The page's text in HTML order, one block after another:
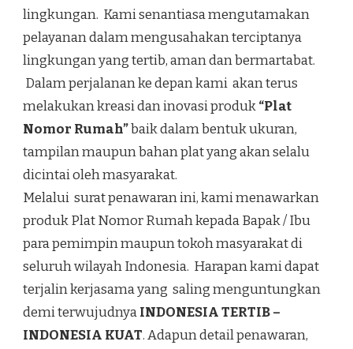
lingkungan. Kami senantiasa mengutamakan
pelayanan dalam mengusahakan terciptanya
lingkungan yang tertib, aman dan bermartabat.
Dalam perjalanan ke depan kami akan terus
melakukan kreasi dan inovasi produk“Plat
Nomor Rumah”baik dalam bentuk ukuran,
tampilan maupun bahan plat yang akan selalu
dicintai oleh masyarakat.
Melalui surat penawaran ini, kami menawarkan
produk Plat Nomor Rumah kepada Bapak / Ibu
para pemimpin maupun tokoh masyarakat di
seluruh wilayah Indonesia. Harapan kami dapat
terjalin kerjasama yang saling menguntungkan
demi terwujudnyaINDONESIA TERTIB –
INDONESIA KUAT. Adapun detail penawaran,